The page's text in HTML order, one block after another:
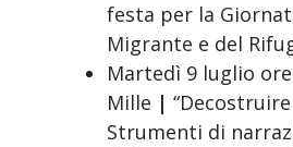
festa per la
Migrante e del
Martedì 9 luglio ore
Mille |
Strumenti di